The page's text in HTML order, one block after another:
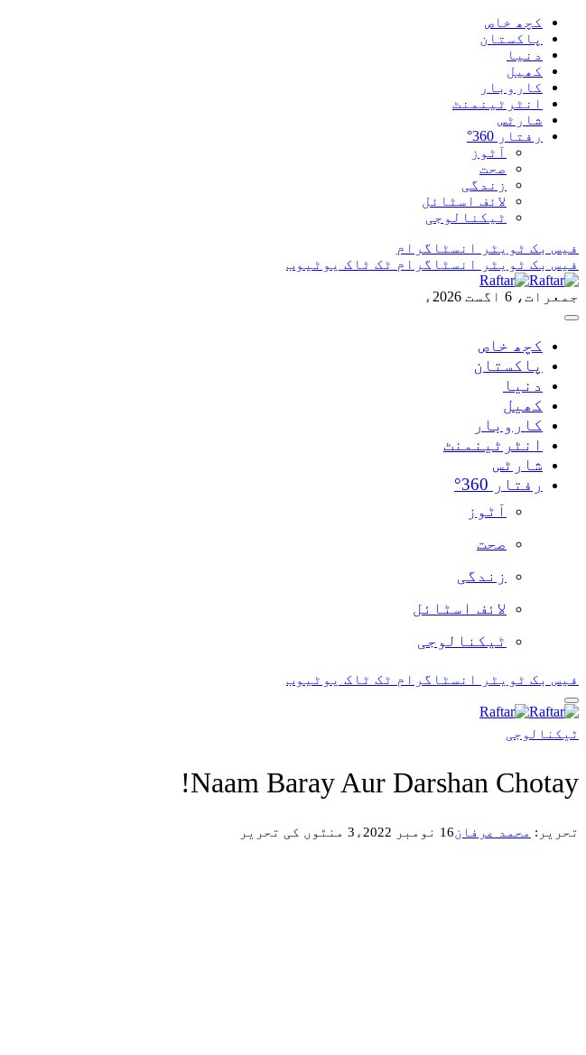
کچھ خاص
پاکستان
دنیا
کھیل
کاروبار
انٹرٹینمنٹ
شارٹس
رفتار 360°
آٹوز
صحت
زندگی
لائف اسٹائل
ٹیکنالوجی
فیس بک ٹویٹر
انسٹاگرام
فیس بک ٹویٹر انسٹاگرام ٹک ٹاک یوٹیوب
جمعرات، 6 اگست 2026ء
کچھ خاص
پاکستان
دنیا
کھیل
کاروبار
انٹرٹینمنٹ
شارٹس
رفتار 360°
آٹوز
صحت
زندگی
لائف اسٹائل
ٹیکنالوجی
فیس بک ٹویٹر انسٹاگرام ٹک ٹاک یوٹیوب
ٹیکنالوجی
Naam Baray Aur Darshan Chotay!
تحریر: محمد عرفان16 نومبر 2022ء 3 منٹوں کی تحریر